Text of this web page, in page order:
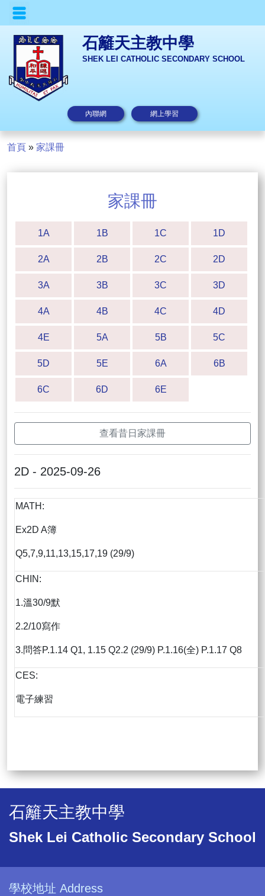
石籬天主教中學
SHEK LEI CATHOLIC SECONDARY SCHOOL
內聯網 網上學習
首頁 » 家課冊
家課冊
1A 1B 1C 1D
2A 2B 2C 2D
3A 3B 3C 3D
4A 4B 4C 4D
4E 5A 5B 5C
5D 5E 6A 6B
6C 6D 6E
查看昔日家課冊
2D - 2025-09-26
MATH:
Ex2D A簿
Q5,7,9,11,13,15,17,19 (29/9)
CHIN:
1.溫30/9默
2.2/10寫作
3.問答P.1.14 Q1, 1.15 Q2.2 (29/9) P.1.16(全) P.1.17 Q8
CES:
電子練習
石籬天主教中學
Shek Lei Catholic Secondary School
學校地址 Address